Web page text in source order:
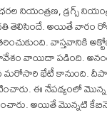
నియంత్రణ, డ్రగ్స్
తెలిసిందే. అయితే వారం
వాస్తవానికి
వాయిదా పడింది.
మరోసారి భేటీ కానుంది.
ఈ నేపథ్యంలో
అయితే మొన్నటి